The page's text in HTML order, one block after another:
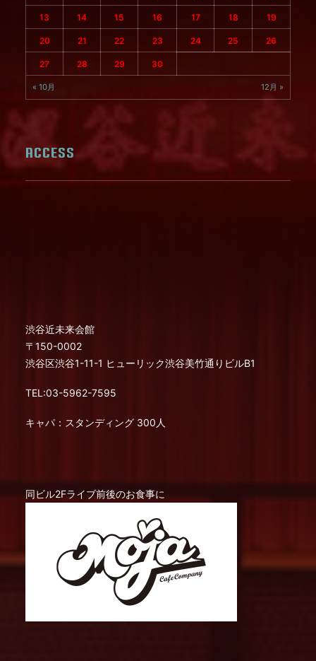
13 14 15 16 17 18 19
20 21 22 23 24 25 26
27 28 29 30
« 10月 12月 »
ACCESS
渋谷近未来会館
〒150-0002
渋谷区渋谷1-11-1 ヒューリック渋谷美竹通りビルB1
TEL:03-5962-7595
キャパ：スタンディング 300人
同ビル2Fライブ前後のお食事に